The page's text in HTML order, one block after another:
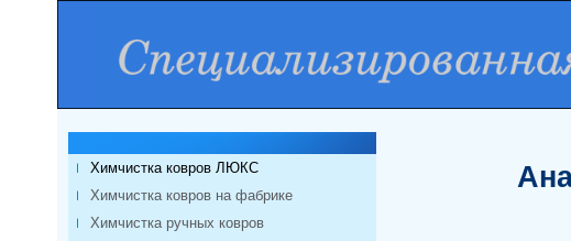
Химчистка ковров ЛЮКС
Химчистка ковров на фабрике
Химчистка ручных ковров